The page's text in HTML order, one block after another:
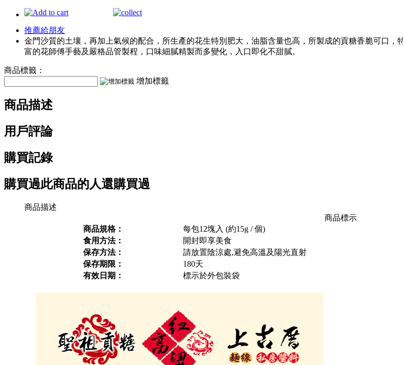
推薦給朋友
金門沙質的土壤，再加上氣候的配合，所生產的花生特別肥大，油脂含量也高，所製成的貢糖香脆可口
富的花師傅手藝及嚴格品管製程，口味細膩精製而多變化，入口即化不甜膩。
商品標籤：
增加標籤
商品描述
用戶評論
購買記錄
購買過此商品的人還購買過
商品描述
商品標示
商品規格：
每包12塊入 (約15g / 個)
食用方法：
開封即享美食
保存方法：
請放置陰涼處,避免高溫及陽光直射
保存期限：
180天
有效日期：
標示於外包裝袋